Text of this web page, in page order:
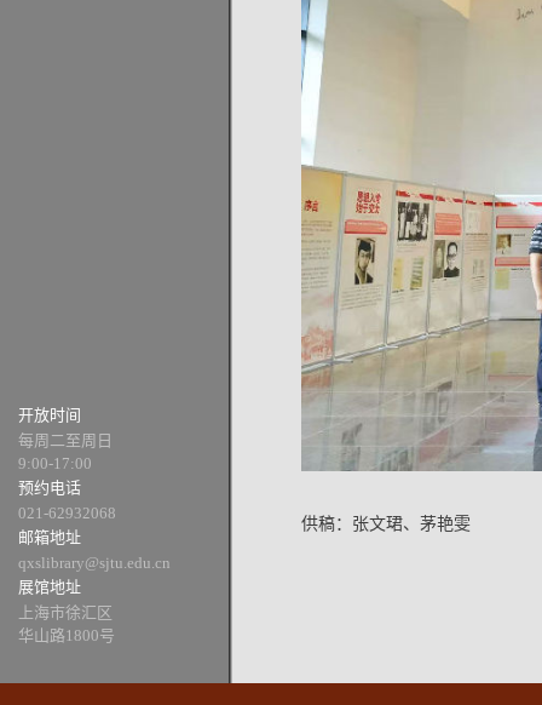
开放时间
每周二至周日
9:00-17:00
预约电话
021-62932068
邮箱地址
qxslibrary@sjtu.edu.cn
展馆地址
上海市徐汇区
华山路1800号
供稿：张文珺、茅艳雯